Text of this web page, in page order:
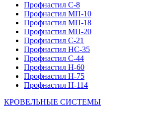
Профнастил С-8
Профнастил МП-10
Профнастил МП-18
Профнастил МП-20
Профнастил С-21
Профнастил НС-35
Профнастил С-44
Профнастил Н-60
Профнастил Н-75
Профнастил Н-114
КРОВЕЛЬНЫЕ СИСТЕМЫ